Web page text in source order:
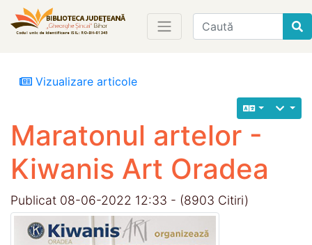
Find
Vizualizare articole
Maratonul artelor -
Kiwanis Art Oradea
Publicat 08-06-2022 12:33 - (8903 Citiri)